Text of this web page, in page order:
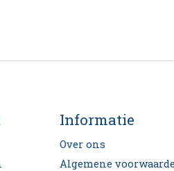
Informatie
Over ons
Algemene